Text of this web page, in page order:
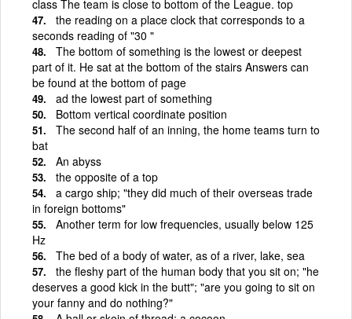
class The team is close to bottom of the League. top
the reading on a place clock that corresponds to a
seconds reading of "30 "
The bottom of something is the lowest or deepest
part of it. He sat at the bottom of the stairs Answers can
be found at the bottom of page
ad the lowest part of something
Bottom vertical coordinate position
The second half of an inning, the home teams turn to
bat
An abyss
the opposite of a top
a cargo ship; "they did much of their overseas trade
in foreign bottoms"
Another term for low frequencies, usually below 125
Hz
The bed of a body of water, as of a river, lake, sea
the fleshy part of the human body that you sit on; "he
deserves a good kick in the butt"; "are you going to sit on
your fanny and do nothing?"